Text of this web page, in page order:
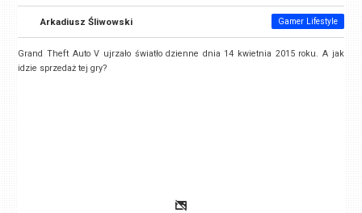
Arkadiusz Śliwowski Gamer Lifestyle
Grand Theft Auto V ujrzało światło dzienne dnia 14 kwietnia 2015 roku. A jak
idzie sprzedaż tej gry?